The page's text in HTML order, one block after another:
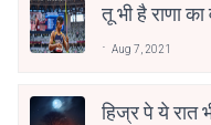
तू भी है राणा
Aug 7, 2021
हिज्र पे ये रात